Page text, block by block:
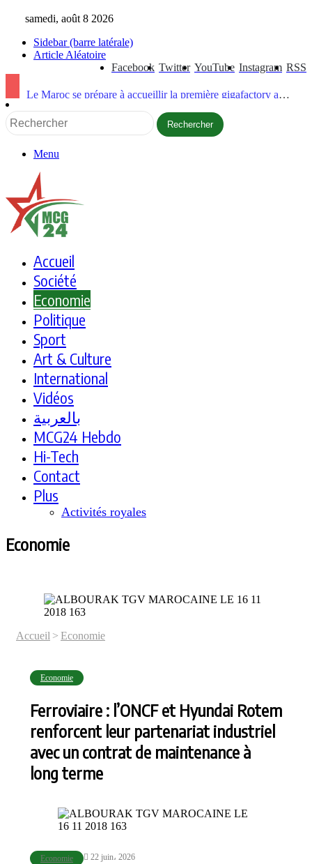
samedi, août 8 2026
Sidebar (barre latérale)
Article Aléatoire
RSS
Instagram
YouTube
Twitter
Facebook
Le Maroc se prépare à accueillir la première gigafactory africaine de batteries électriques, pour un investissement de 65 milliards de dirhams
Rechercher
Menu
Accueil
Société
Economie
Politique
Sport
Art & Culture
International
Vidéos
بالعربية
MCG24 Hebdo
Hi-Tech
Contact
Plus
Activités royales
Economie
Accueil > Economie
Economie
Ferroviaire : l’ONCF et Hyundai Rotem
renforcent leur partenariat industriel
avec un contrat de maintenance à
long terme
Economie 22 juin، 2026